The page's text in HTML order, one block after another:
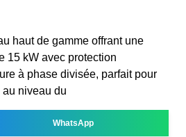
haut de gamme offrant une
15 kW avec protection
à phase divisée, parfait pour
au niveau du
WhatsApp